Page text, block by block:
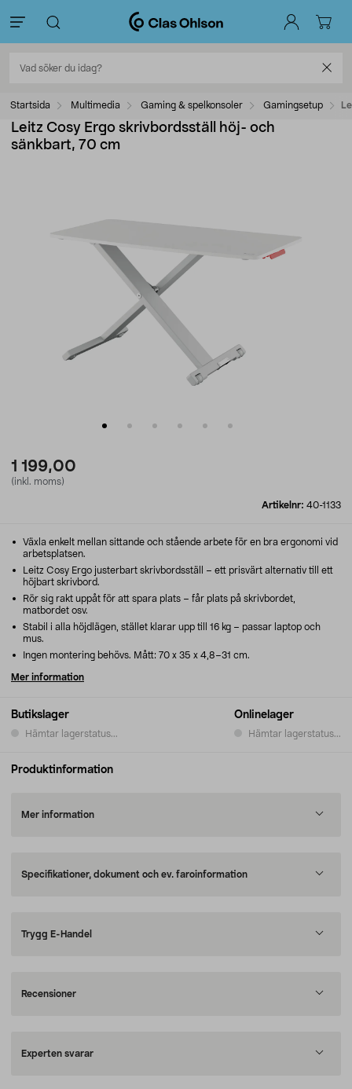
Startsida Multimedia Gaming & spelkonsoler Gamingsetup
Leitz Cosy Ergo skrivbordsställ höj- och
sänkbart, 70 cm
1 199,00
(inkl. moms)
Artikelnr: 40-1133
Butikslager
Hämtar lagerstatus...
Onlinelager
Hämtar lagerstatus...
Växla enkelt mellan sittande och stående arbete för en bra ergonomi vid
arbetsplatsen.
Leitz Cosy Ergo justerbart skrivbordsställ – ett prisvärt alternativ till ett
höjbart skrivbord.
Rör sig rakt uppåt för att spara plats – får plats på skrivbordet,
matbordet osv.
Stabil i alla höjdlägen, stället klarar upp till 16 kg – passar laptop och
mus.
Ingen montering behövs. Mått: 70 x 35 x 4,8–31 cm.
Mer information
Produktinformation
Mer information
Specifikationer, dokument och ev. faroinformation
Trygg E-Handel
Recensioner
Experten svarar